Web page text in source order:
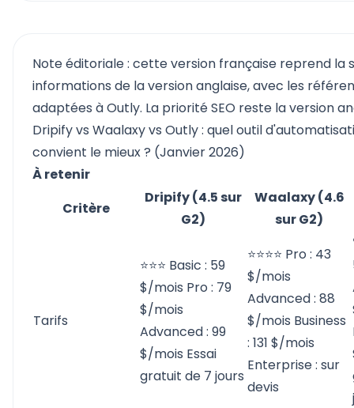
Note éditoriale : cette version française reprend la
informations de la version anglaise, avec les
adaptées à Outly. La priorité SEO reste la version
Dripify vs Waalaxy vs Outly : quel outil
convient le mieux ? (Janvier 2026)
À retenir
Critère
Dripify (4.5 sur
G2)
Waalaxy (4.6
sur G2)
Tarifs
⭐⭐⭐ Basic : 59
$/mois Pro : 79
$/mois
Advanced : 99
$/mois Essai
gratuit de 7 jours
⭐⭐⭐⭐ Pro : 43
$/mois
Advanced : 88
$/mois Business
: 131 $/mois
Enterprise : sur
devis